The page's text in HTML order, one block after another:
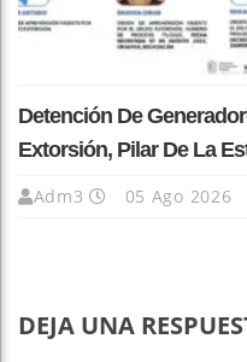
Detención De
Extorsión, Pilar De La
Adm3 05 Ago 2026
DEJA UNA